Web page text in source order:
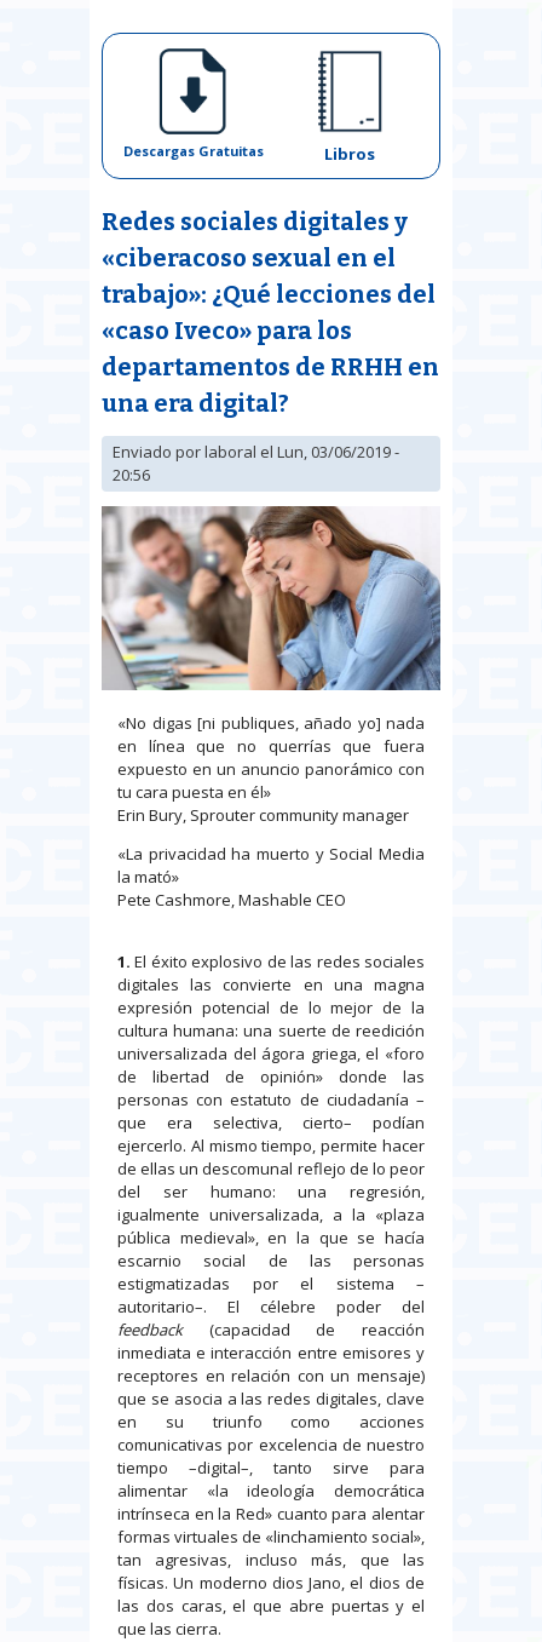
Descargas Gratuitas Libros
Redes sociales digitales y
«ciberacoso sexual en el
trabajo»: ¿Qué lecciones del
«caso Iveco» para los
departamentos de RRHH en
una era digital?
Enviado porlaboral el Lun, 03/06/2019 -
20:56
«No digas [ni publiques, añado yo] nada
en línea que no querrías que fuera
expuesto en un anuncio panorámico con
tu cara puesta en él»
Erin Bury, Sprouter community manager
«La privacidad ha muerto y Social Media
la mató»
Pete Cashmore, Mashable CEO
1. El éxito explosivo de las redes sociales
digitales las convierte en una magna
expresión potencial de lo mejor de la
cultura humana: una suerte de reedición
universalizada del ágora griega, el «foro
de libertad de opinión» donde las
personas con estatuto de ciudadanía –
que era selectiva, cierto– podían
ejercerlo. Al mismo tiempo, permite hacer
de ellas un descomunal reflejo de lo peor
del ser humano: una regresión,
igualmente universalizada, a la «plaza
pública medieval», en la que se hacía
escarnio social de las personas
estigmatizadas por el sistema –
autoritario–. El célebre poder del
feedback(capacidad de reacción
inmediata e interacción entre emisores y
receptores en relación con un mensaje)
que se asocia a las redes digitales, clave
en su triunfo como acciones
comunicativas por excelencia de nuestro
tiempo –digital–, tanto sirve para
alimentar «la ideología democrática
intrínseca en la Red» cuanto para alentar
formas virtuales de «linchamiento social»,
tan agresivas, incluso más, que las
físicas. Un moderno dios Jano, el dios de
las dos caras, el que abre puertas y el
que las cierra.